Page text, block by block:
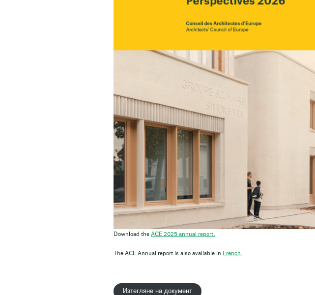
Download the ACE 2025 annual report.
The ACE Annual report is also available in French.
Изтегляне на документ